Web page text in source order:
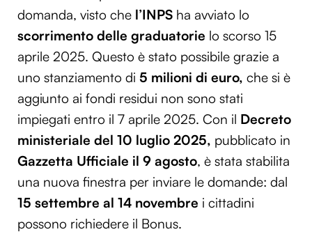
domanda, visto che l’INPS ha avviato lo
scorrimento delle graduatorie lo scorso 15
aprile 2025. Questo è stato possibile grazie a
uno stanziamento di 5 milioni di euro, che si è
aggiunto ai fondi residui non sono stati
impiegati entro il 7 aprile 2025. Con il Decreto
ministeriale del 10 luglio 2025, pubblicato in
Gazzetta Ufficiale il 9 agosto, è stata stabilita
una nuova finestra per inviare le domande: dal
15 settembre al 14 novembre i cittadini
possono richiedere il Bonus.